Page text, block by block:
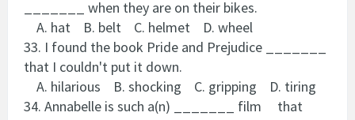
_______ when they are on their bikes.
A. hat B. belt C. helmet D. wheel
33. I found the book Pride and Prejudice _______
that I couldn't put it down.
A. hilarious B. shocking C. gripping D. tiring
34. Annabelle is such a(n) _______ film that